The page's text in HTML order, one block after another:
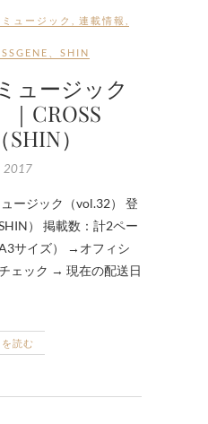
ュージック 連載情報
SHIN
ュージック
｜CROSS
）
2017
ージック（vol.32） 登
） 掲載数：計2ペー
サイズ） →オフィシ
ェック → 現在の配送日
読む